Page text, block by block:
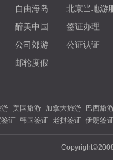
自由海岛
北京当地游
醉美中国
签证办理
公司郊游
公证认证
邮轮度假
美国旅游 加拿大旅游
巴西旅
耳其旅游 英国旅游 法国旅游
德
游 福建旅游 广西旅游 陕西旅
签证 韩国签证 老挝签证 伊朗签
西班牙签证 丹麦签证 波兰签证